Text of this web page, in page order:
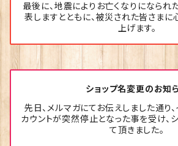
最後に、地震によりお亡くなりになられ
表しますとともに、被災された皆さまに
上げます。
ショップ名変更のお知
先日、メルマガにてお伝えしました通り
カウントが突然停止となった事を受け、
て頂きました。